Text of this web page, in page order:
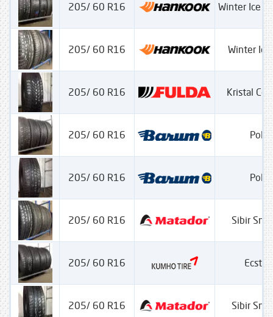
205/ 60 R16 Winter Ice
205/ 60 R16 Winter
205/ 60 R16 Kristal
205/ 60 R16
205/ 60 R16
205/ 60 R16 Sibir
205/ 60 R16 Ecsta
205/ 60 R16 Sibir